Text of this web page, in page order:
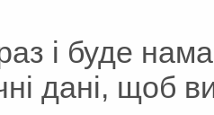
і буде
дані, щоб